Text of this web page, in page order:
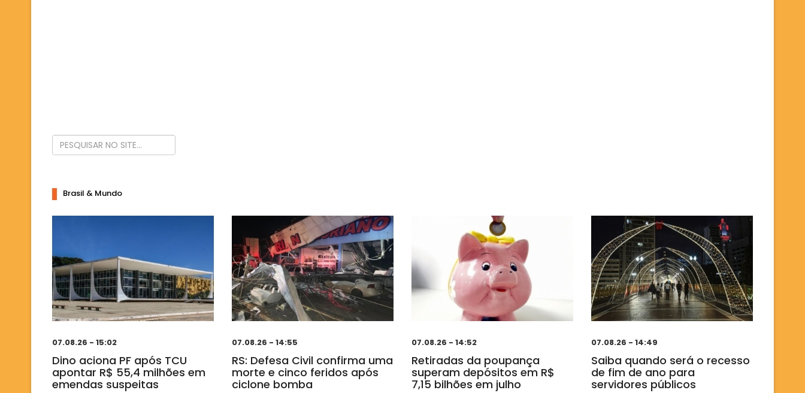
Brasil & Mundo
07.08.26 - 15:02
Dino aciona PF após TCU
apontar R$ 55,4 milhões em
emendas suspeitas
07.08.26 - 14:55
RS: Defesa Civil confirma uma
morte e cinco feridos após
ciclone bomba
07.08.26 - 14:52
Retiradas da poupança
superam depósitos em R$
7,15 bilhões em julho
07.08.26 - 14:49
Saiba quando será o recesso
de fim de ano para
servidores públicos